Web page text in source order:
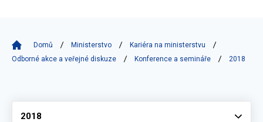
Domů Ministerstvo
Kariéra na ministerstvu
Odborné akce a veřejné diskuze
Konference a semináře 2018
Vyberte
2018